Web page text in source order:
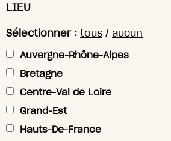
LIEU
Sélectionner : tous / aucun
Auvergne-Rhône-Alpes
Bretagne
Centre-Val de Loire
Grand-Est
Hauts-De-France